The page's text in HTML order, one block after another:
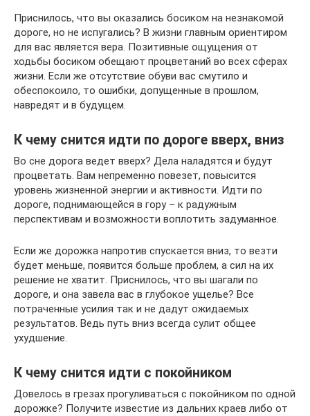
Приснилось, что вы оказались босиком на незнакомой
дороге, но не испугались? В жизни главным ориентиром
для вас является вера. Позитивные ощущения от
ходьбы босиком обещают процветаний во всех сферах
жизни. Если же отсутствие обуви вас смутило и
обеспокоило, то ошибки, допущенные в прошлом,
навредят и в будущем.
К чему снится идти по дороге вверх, вниз
Во сне дорога ведет вверх? Дела наладятся и будут
процветать. Вам непременно повезет, повысится
уровень жизненной энергии и активности. Идти по
дороге, поднимающейся в гору – к радужным
перспективам и возможности воплотить задуманное.
Если же дорожка напротив спускается вниз, то везти
будет меньше, появится больше проблем, а сил на их
решение не хватит. Приснилось, что вы шагали по
дороге, и она завела вас в глубокое ущелье? Все
потраченные усилия так и не дадут ожидаемых
результатов. Ведь путь вниз всегда сулит общее
ухудшение.
К чему снится идти с покойником
Довелось в грезах прогуливаться с покойником по одной
дорожке? Получите известие из дальних краев либо от